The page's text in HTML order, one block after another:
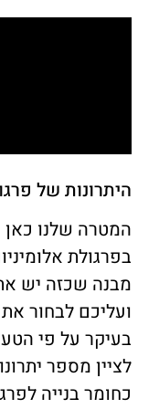
היתרונות של
המטרה שלנו
בפרגולת
מבנה שכזה יש
ועליכם לבחור
בעיקר על פי
לציין מספר
כחומר בנייה